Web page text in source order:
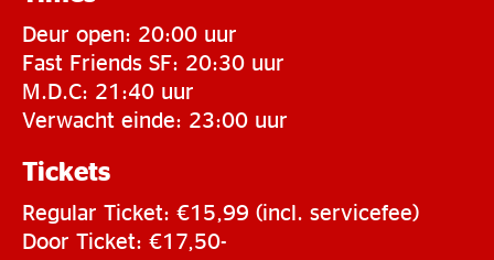
Deur open: 20:00 uur
Fast Friends SF: 20:30 uur
M.D.C: 21:40 uur
Verwacht einde: 23:00 uur
Tickets
Regular Ticket: €15,99 (incl. servicefee)
Door Ticket: €17,50-